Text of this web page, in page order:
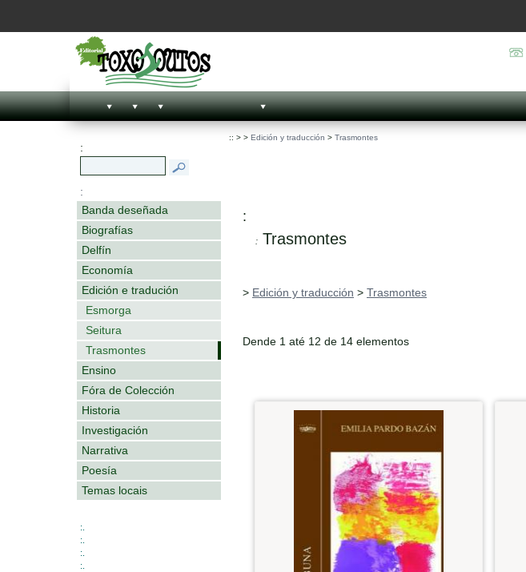
:
:
Banda deseñada
Biografías
Delfín
Economía
Edición e tradución
Esmorga
Seitura
Trasmontes
Ensino
Fóra de Colección
Historia
Investigación
Narrativa
Poesía
Temas locais
:.
:.
:.
:.
:: > > Edición y traducción > Trasmontes
:
: Trasmontes
> Edición y traducción > Trasmontes
Dende 1 até 12 de 14 elementos